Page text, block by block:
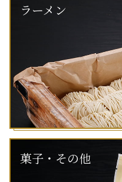
ラーメン
菓子・その他